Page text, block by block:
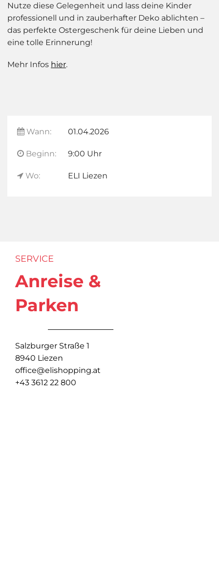
Nutze diese Gelegenheit und lass deine Kinder
professionell und in zauberhafter Deko ablichten –
das perfekte Ostergeschenk für deine Lieben und
eine tolle Erinnerung!
Mehr Infos hier.
Wann: 01.04.2026
Beginn: 9:00 Uhr
Wo: ELI Liezen
SERVICE
Anreise &
Parken
Salzburger Straße 1
8940 Liezen
office@elishopping.at
+43 3612 22 800